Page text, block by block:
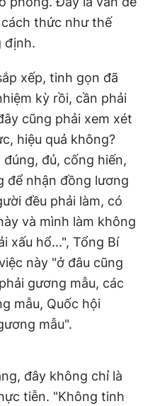
thức như thế
định.
xếp, tinh gọn đã
kỳ rồi, cần phải
cũng phải xem xét
hiệu quả không?
đủ, cống hiến,
để nhận đồng lương
đều phải làm, có
và mình làm không
xấu hổ...", Tổng Bí
này "ở đâu cũng
gương mẫu, các
mẫu, Quốc hội
mẫu".
đây không chỉ là
tiễn. "Không tinh